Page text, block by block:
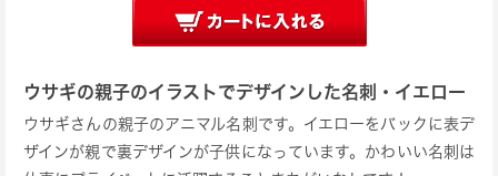
ウサギの親子のイラストでデザインした名刺・イエロー
ウサギさんの親子のアニマル名刺です。イエローをバックに表デ
ザインが親で裏デザインが子供になっています。かわいい名刺は